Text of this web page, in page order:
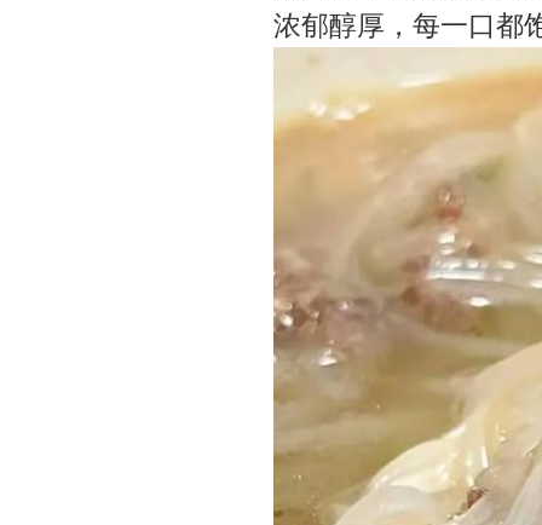
浓郁醇厚，每一口都